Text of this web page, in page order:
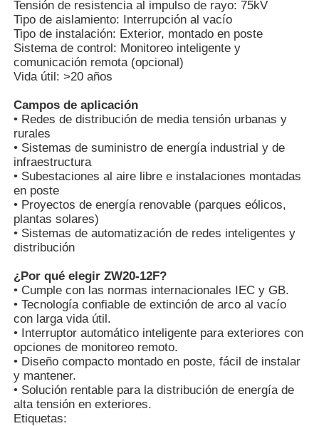
VR Show
Visita a la fábrica
Control de Calidad
Contacto
Todos los casos
Solicitar una cotización
Dispositivos de interrupción de voltaje medio
Tensión de resistencia al impulso de rayo: 75kV
Tipo de aislamiento: Interrupción al vacío
Tipo de instalación: Exterior, montado en poste
Sistema de control: Monitoreo inteligente y
comunicación remota (opcional)
Vida útil: >20 años
Campos de aplicación
• Redes de distribución de media tensión urbanas y
rurales
• Sistemas de suministro de energía industrial y de
infraestructura
• Subestaciones al aire libre e instalaciones montadas
en poste
• Proyectos de energía renovable (parques eólicos,
plantas solares)
• Sistemas de automatización de redes inteligentes y
distribución
¿Por qué elegir ZW20-12F?
• Cumple con las normas internacionales IEC y GB.
• Tecnología confiable de extinción de arco al vacío
con larga vida útil.
• Interruptor automático inteligente para exteriores con
opciones de monitoreo remoto.
• Diseño compacto montado en poste, fácil de instalar
y mantener.
• Solución rentable para la distribución de energía de
alta tensión en exteriores.
Etiquetas: